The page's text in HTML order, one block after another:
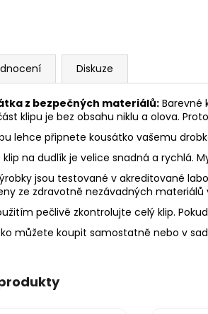
Diskuze
z bezpečných materiálů: Barevné
klipu je bez obsahu niklu a olova.
lehce připnete kousátko vašemu
klip na dudlík je velice snadná a rychlá.
jsou testované v akreditované
ze zdravotně nezávadných
pečlivě zkontrolujte celý klip.
můžete koupit samostatně nebo v